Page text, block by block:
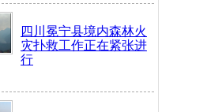
四川冕宁县境内森林火
灾扑救工作正在紧张进
行